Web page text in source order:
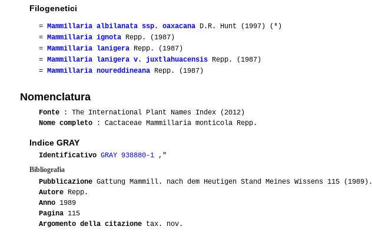
Filogenetici
= Mammillaria albilanata ssp. oaxacana D.R. Hunt (1997) (*)
= Mammillaria ignota Repp. (1987)
= Mammillaria lanigera Repp. (1987)
= Mammillaria lanigera v. juxtlahuacensis Repp. (1987)
= Mammillaria noureddineana Repp. (1987)
Nomenclatura
Fonte : The International Plant Names Index (2012)
Nome completo : Cactaceae Mammillaria monticola Repp.
Indice GRAY
Identificativo GRAY 938880-1 ,"
Bibliografia
Pubblicazione Gattung Mammill. nach dem Heutigen Stand Meines Wissens 115 (1989).
Autore Repp.
Anno 1989
Pagina 115
Argomento della citazione tax. nov.